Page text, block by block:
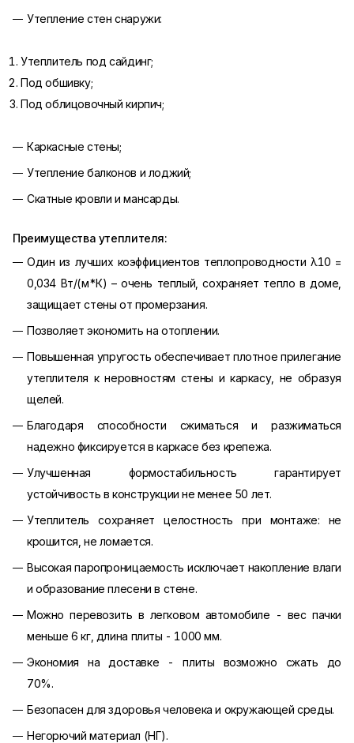
Утепление стен снаружи:
Утеплитель под сайдинг;
Под обшивку;
Под облицовочный кирпич;
Каркасные стены;
Утепление балконов и лоджий;
Скатные кровли и мансарды.
Преимущества утеплителя:
Один из лучших коэффициентов теплопроводности λ10 =
0,034 Вт/(м*К) – очень теплый, сохраняет тепло в доме,
защищает стены от промерзания.
Позволяет экономить на отоплении.
Повышенная упругость обеспечивает плотное прилегание
утеплителя к неровностям стены и каркасу, не образуя
щелей.
Благодаря способности сжиматься и разжиматься
надежно фиксируется в каркасе без крепежа.
Улучшенная формостабильность гарантирует
устойчивость в конструкции не менее 50 лет.
Утеплитель сохраняет целостность при монтаже: не
крошится, не ломается.
Высокая паропроницаемость исключает накопление влаги
и образование плесени в стене.
Можно перевозить в легковом автомобиле - вес пачки
меньше 6 кг, длина плиты - 1000 мм.
Экономия на доставке - плиты возможно сжать до
70%.
Безопасен для здоровья человека и окружающей среды.
Негорючий материал (НГ).